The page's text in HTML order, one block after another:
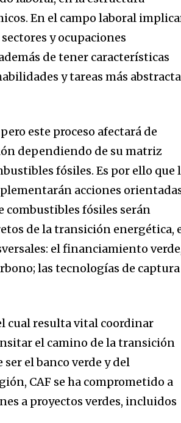
En el campo laboral
y ocupaciones
de tener características
y tareas más
este proceso afectará de
dependiendo de su matriz
fósiles. Es por ello que
acciones
combustibles fósiles serán
de la transición energética,
el financiamiento
las tecnologías de
cual resulta vital coordinar
el camino de la transición
el banco verde y del
CAF se ha comprometido a
a proyectos verdes, incluidos